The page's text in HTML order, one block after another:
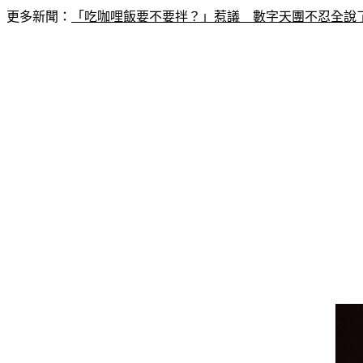
更多新聞： 「吃咖哩飯要不要拌？」惹議　數字天團不忍全說